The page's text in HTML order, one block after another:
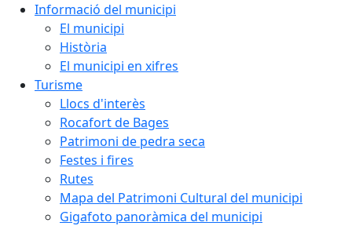
Informació del municipi
El municipi
Història
El municipi en xifres
Turisme
Llocs d'interès
Rocafort de Bages
Patrimoni de pedra seca
Festes i fires
Rutes
Mapa del Patrimoni Cultural del municipi
Gigafoto panoràmica del municipi